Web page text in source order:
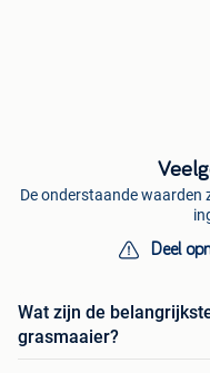
De onderstaande waarden
Deel
Wat zijn de
grasmaaier?